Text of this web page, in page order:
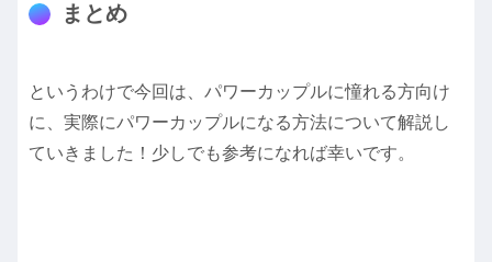
まとめ
というわけで今回は、パワーカップルに憧れる方向け
に、実際にパワーカップルになる方法について解説し
ていきました！少しでも参考になれば幸いです。